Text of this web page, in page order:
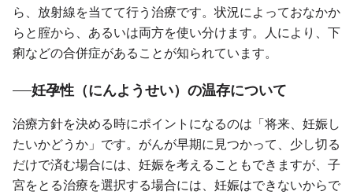
ら、放射線を当てて行う治療です。状況によっておなかか
らと腟から、あるいは両方を使い分けます。人により、下
痢などの合併症があることが知られています。
妊孕性（にんようせい）の温存について
治療方針を決める時にポイントになるのは「将来、妊娠し
たいかどうか」です。がんが早期に見つかって、少し切る
だけで済む場合には、妊娠を考えることもできますが、子
宮をとる治療を選択する場合には、妊娠はできないからで